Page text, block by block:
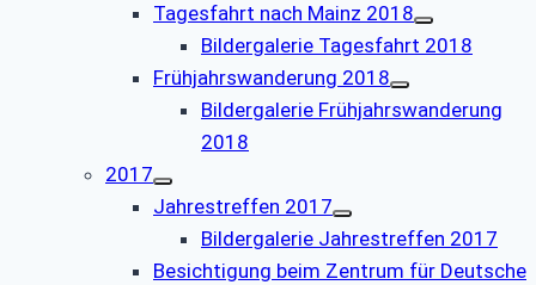
Tagesfahrt nach Mainz 2018
Bildergalerie Tagesfahrt 2018
Frühjahrswanderung 2018
Bildergalerie Frühjahrswanderung
2018
2017
Jahrestreffen 2017
Bildergalerie Jahrestreffen 2017
Besichtigung beim Zentrum für Deutsche